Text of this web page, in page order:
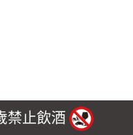
禁止飲酒